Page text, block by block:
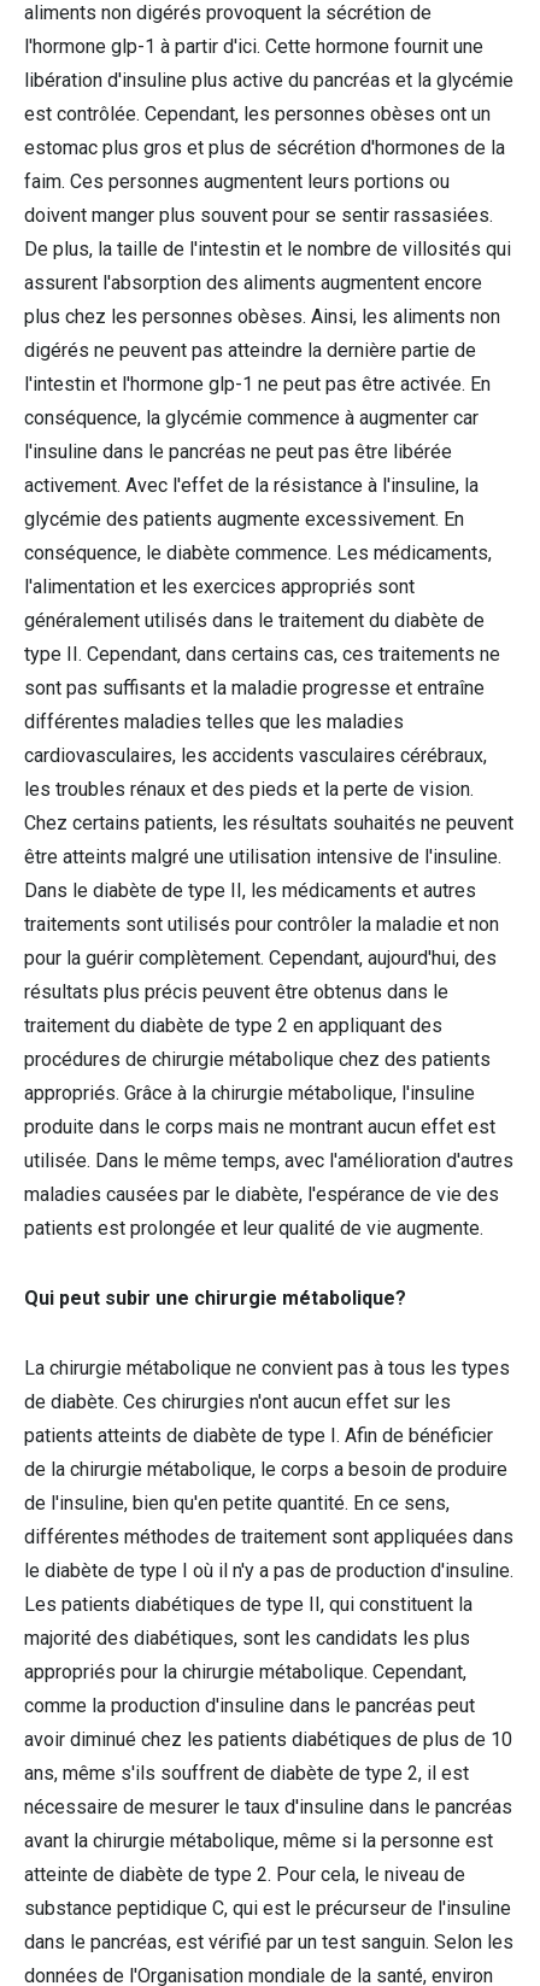
aliments non digérés provoquent la sécrétion de
l'hormone glp-1 à partir d'ici. Cette hormone fournit une
libération d'insuline plus active du pancréas et la glycémie
est contrôlée. Cependant, les personnes obèses ont un
estomac plus gros et plus de sécrétion d'hormones de la
faim. Ces personnes augmentent leurs portions ou
doivent manger plus souvent pour se sentir rassasiées.
De plus, la taille de l'intestin et le nombre de villosités qui
assurent l'absorption des aliments augmentent encore
plus chez les personnes obèses. Ainsi, les aliments non
digérés ne peuvent pas atteindre la dernière partie de
l'intestin et l'hormone glp-1 ne peut pas être activée. En
conséquence, la glycémie commence à augmenter car
l'insuline dans le pancréas ne peut pas être libérée
activement. Avec l'effet de la résistance à l'insuline, la
glycémie des patients augmente excessivement. En
conséquence, le diabète commence. Les médicaments,
l'alimentation et les exercices appropriés sont
généralement utilisés dans le traitement du diabète de
type II. Cependant, dans certains cas, ces traitements ne
sont pas suffisants et la maladie progresse et entraîne
différentes maladies telles que les maladies
cardiovasculaires, les accidents vasculaires cérébraux,
les troubles rénaux et des pieds et la perte de vision.
Chez certains patients, les résultats souhaités ne peuvent
être atteints malgré une utilisation intensive de l'insuline.
Dans le diabète de type II, les médicaments et autres
traitements sont utilisés pour contrôler la maladie et non
pour la guérir complètement. Cependant, aujourd'hui, des
résultats plus précis peuvent être obtenus dans le
traitement du diabète de type 2 en appliquant des
procédures de chirurgie métabolique chez des patients
appropriés. Grâce à la chirurgie métabolique, l'insuline
produite dans le corps mais ne montrant aucun effet est
utilisée. Dans le même temps, avec l'amélioration d'autres
maladies causées par le diabète, l'espérance de vie des
patients est prolongée et leur qualité de vie augmente.
Qui peut subir une chirurgie métabolique?
La chirurgie métabolique ne convient pas à tous les types
de diabète. Ces chirurgies n'ont aucun effet sur les
patients atteints de diabète de type I. Afin de bénéficier
de la chirurgie métabolique, le corps a besoin de produire
de l'insuline, bien qu'en petite quantité. En ce sens,
différentes méthodes de traitement sont appliquées dans
le diabète de type I où il n'y a pas de production d'insuline.
Les patients diabétiques de type II, qui constituent la
majorité des diabétiques, sont les candidats les plus
appropriés pour la chirurgie métabolique. Cependant,
comme la production d'insuline dans le pancréas peut
avoir diminué chez les patients diabétiques de plus de 10
ans, même s'ils souffrent de diabète de type 2, il est
nécessaire de mesurer le taux d'insuline dans le pancréas
avant la chirurgie métabolique, même si la personne est
atteinte de diabète de type 2. Pour cela, le niveau de
substance peptidique C, qui est le précurseur de l'insuline
dans le pancréas, est vérifié par un test sanguin. Selon les
données de l'Organisation mondiale de la santé, environ